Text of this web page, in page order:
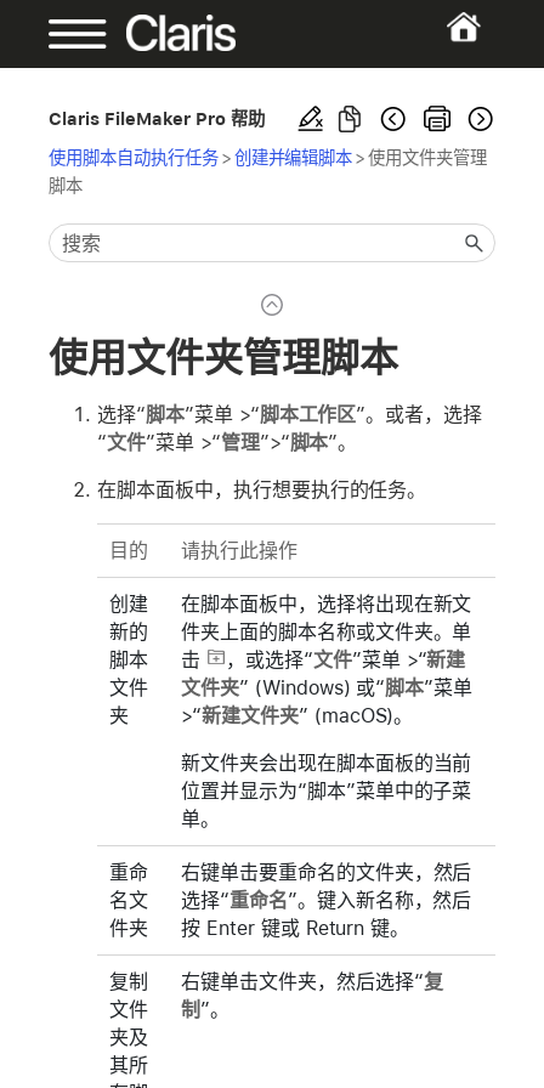
Claris FileMaker Pro 帮助
使用脚本自动执行任务>创建并编辑脚本>使用文件夹管理
脚本
使用文件夹管理脚本
选择“脚本”菜单 >“脚本工作区”。或者，选择
“文件”菜单 >“管理”>“脚本”。
在脚本面板中，执行想要执行的任务。
目的 请执行此操作
创建
新的
脚本
文件
夹
在脚本面板中，选择将出现在新文
件夹上面的脚本名称或文件夹。单
击
，或选择“文件”菜单 >“新建
文件夹” (Windows) 或“脚本”菜单
>“新建文件夹” (macOS)。
新文件夹会出现在脚本面板的当前
位置并显示为“脚本”菜单中的子菜
单。
重命
名文
件夹
右键单击要重命名的文件夹，然后
选择“重命名”。键入新名称，然后
按 Enter 键或 Return 键。
复制
文件
夹及
其所
右键单击文件夹，然后选择“复
制 ”。